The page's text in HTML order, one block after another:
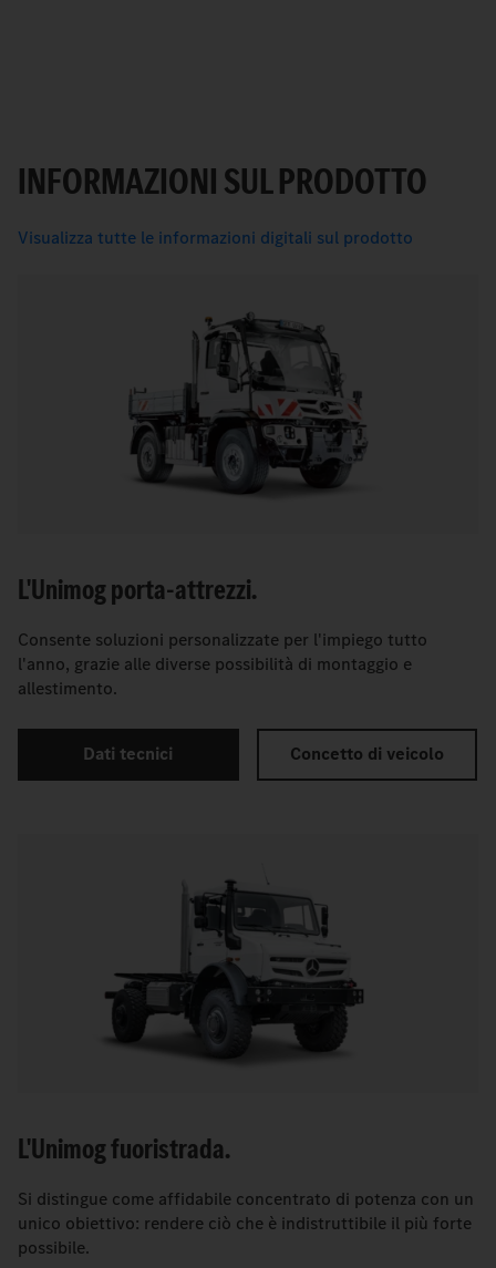
INFORMAZIONI SUL PRODOTTO
Visualizza tutte le informazioni digitali sul prodotto
L'Unimog porta-attrezzi.
Consente soluzioni personalizzate per l'impiego tutto
l'anno, grazie alle diverse possibilità di montaggio e
allestimento.
Dati tecnici Concetto di veicolo
L'Unimog fuoristrada.
Si distingue come affidabile concentrato di potenza con un
unico obiettivo: rendere ciò che è indistruttibile il più forte
possibile.